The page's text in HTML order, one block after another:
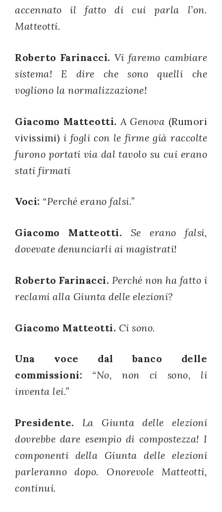
accennato il fatto di cui parla l’on.
Matteotti.
Roberto Farinacci. Vi faremo cambiare
sistema! E dire che sono quelli che
vogliono la normalizzazione!
Giacomo Matteotti. A Genova (Rumori
vivissimi)i fogli con le firme già raccolte
furono portati via dal tavolo su cui erano
stati firmati
Voci: “Perché erano falsi.”
Giacomo Matteotti.
Se erano falsi,
dovevate denunciarli ai magistrati!
Roberto Farinacci. Perché non ha fatto i
reclami alla Giunta delle elezioni?
Giacomo Matteotti. Ci sono.
Una voce dal banco delle
commissioni: “No, non ci sono, li
inventa lei.”
Presidente.
La Giunta delle elezioni
dovrebbe dare esempio di compostezza! I
componenti della Giunta delle elezioni
parleranno dopo. Onorevole Matteotti,
continui.